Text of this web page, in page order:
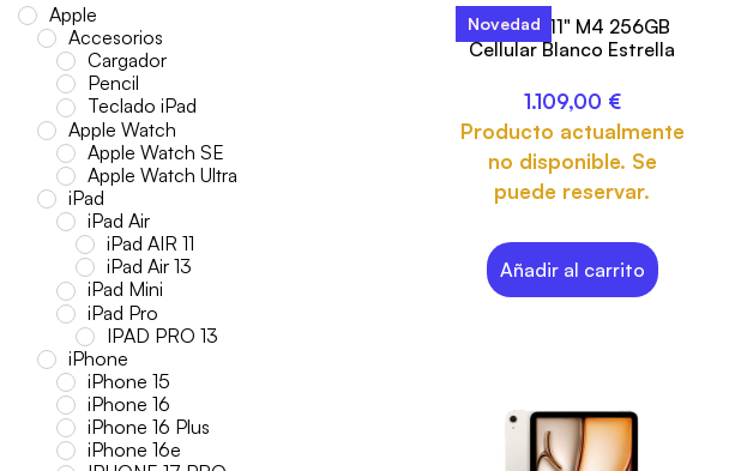
Apple
Accesorios
Cargador
Pencil
Teclado iPad
Apple Watch
Apple Watch SE
Apple Watch Ultra
iPad
iPad Air
iPad AIR 11
iPad Air 13
iPad Mini
iPad Pro
IPAD PRO 13
iPhone
iPhone 15
iPhone 16
iPhone 16 Plus
iPhone 16e
Novedad
iPad Air 11" M4 256GB
Cellular Blanco Estrella
1.109,00 €
Producto actualmente
no disponible. Se
puede reservar.
Añadir al carrito